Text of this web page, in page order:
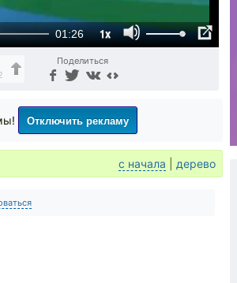
01:26 1x
Поделиться
Отключить рекламу
с начала дерево